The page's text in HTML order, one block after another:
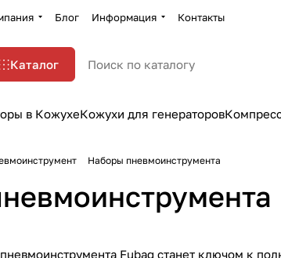
Блог Информация Контакты
Каталог
в КожухеКожухи для генераторов
Наборы пневмоинструмента
Fubag станет ключом к